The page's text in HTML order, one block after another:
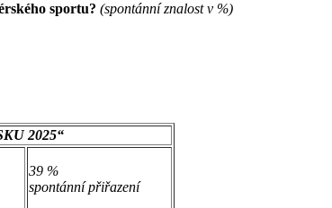
sportu? (spontánní znalostv %)
2025“
39 %
spontánní přiřazení